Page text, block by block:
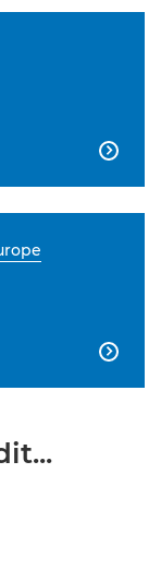

